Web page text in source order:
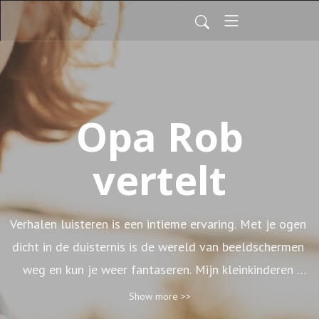
Opa Rob
vertelt
Verhalen luisteren is een intieme ervaring. Met je ogen
dicht in de duisternis is de wereld van beeldschermen
weg en kun je weer fantaseren. Mijn kleinkinderen
vinden het leuk om naar mijn verhalen te luisteren. Als
hobby lees ik deze verhalen voor. Voor het slapen gaan.
Show more >>